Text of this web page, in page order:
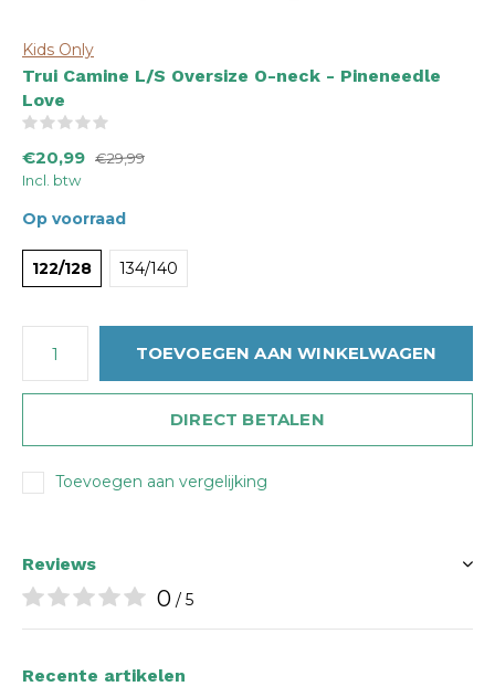
Kids Only
Trui Camine L/S Oversize O-neck - Pineneedle
Love
€20,99 €29,99
Incl. btw
Op voorraad
122/128 134/140
TOEVOEGEN AAN WINKELWAGEN
DIRECT BETALEN
Toevoegen aan vergelijking
Reviews
0 / 5
Recente artikelen